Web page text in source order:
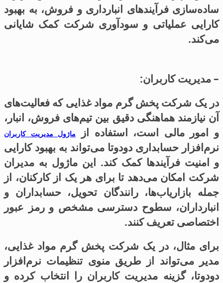
ساده‌سازی فرآیندهای انبارداری و فروش، به بهبود
کارایی عملیاتی و سودآوری شرکت کمک شایانی
می‌کند.
– مدیریت کاربران:
در یک شرکت پخش گرم مواد غذایی که فعالیت‌های
آن نیازمند هماهنگی دقیق بین تیم‌های فروش، انبار،
و امور مالی است، استفاده از
ماژول مدیریت کاربران
نرم‌افزار حسابداری دودوتا می‌تواند به بهبود کارایی
و امنیت فرآیندها کمک کند. این ماژول به مدیران
شرکت امکان می‌دهد تا برای هر یک از کارکنان، از
جمله بازاریاب‌ها، رانندگان تحویل، حسابداران و
انبارداران، سطوح دسترسی مشخص و رمز عبور
اختصاصی تعریف کنند.
برای مثال، در یک شرکت پخش گرم مواد غذایی،
مدیر می‌تواند از طریق منوی تنظیمات نرم‌افزار
دودوتا، گزینه مدیریت کاربران را انتخاب کرده و